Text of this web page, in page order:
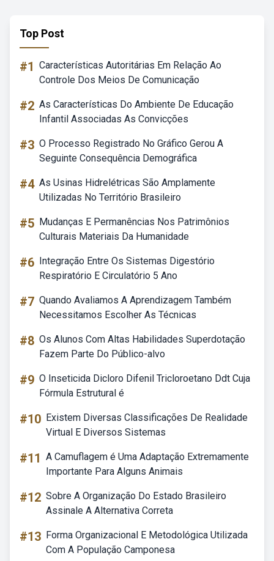
Top Post
#1 Características Autoritárias Em Relação Ao
Controle Dos Meios De Comunicação
#2 As Características Do Ambiente De Educação
Infantil Associadas As Convicções
#3 O Processo Registrado No Gráfico Gerou A
Seguinte Consequência Demográfica
#4 As Usinas Hidrelétricas São Amplamente
Utilizadas No Território Brasileiro
#5 Mudanças E Permanências Nos Patrimônios
Culturais Materiais Da Humanidade
#6 Integração Entre Os Sistemas Digestório
Respiratório E Circulatório 5 Ano
#7 Quando Avaliamos A Aprendizagem Também
Necessitamos Escolher As Técnicas
#8 Os Alunos Com Altas Habilidades Superdotação
Fazem Parte Do Público-alvo
#9 O Inseticida Dicloro Difenil Tricloroetano Ddt Cuja
Fórmula Estrutural é
#10 Existem Diversas Classificações De Realidade
Virtual E Diversos Sistemas
#11 A Camuflagem é Uma Adaptação Extremamente
Importante Para Alguns Animais
#12 Sobre A Organização Do Estado Brasileiro
Assinale A Alternativa Correta
#13 Forma Organizacional E Metodológica Utilizada
Com A População Camponesa